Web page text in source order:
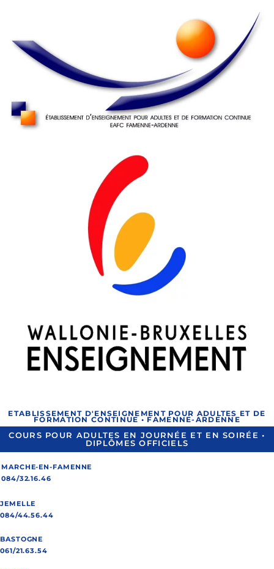
ETABLISSEMENT D'ENSEIGNEMENT POUR ADULTES ET DE
FORMATION CONTINUE • FAMENNE-ARDENNE
COURS POUR ADULTES EN JOURNÉE ET EN SOIRÉE •
DIPLÔMES OFFICIELS
MARCHE-EN-FAMENNE
084/32.16.46
JEMELLE
084/44.56.44
BASTOGNE
061/21.63.54